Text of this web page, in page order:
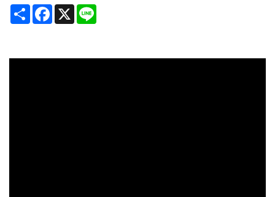
Share Facebook
X